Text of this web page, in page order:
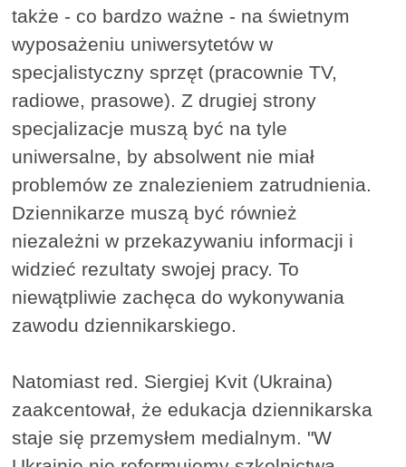
także - co bardzo ważne - na świetnym
wyposażeniu uniwersytetów w
specjalistyczny sprzęt (pracownie TV,
radiowe, prasowe). Z drugiej strony
specjalizacje muszą być na tyle
uniwersalne, by absolwent nie miał
problemów ze znalezieniem zatrudnienia.
Dziennikarze muszą być również
niezależni w przekazywaniu informacji i
widzieć rezultaty swojej pracy. To
niewątpliwie zachęca do wykonywania
zawodu dziennikarskiego.
Natomiast red. Siergiej Kvit (Ukraina)
zaakcentował, że edukacja dziennikarska
staje się przemysłem medialnym. "W